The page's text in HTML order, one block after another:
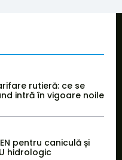
rutieră: ce se
intră în vigoare noile
pentru caniculă și
hidrologic